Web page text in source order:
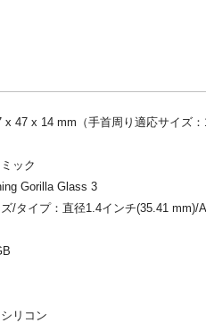
47 x 14 mm（手首周り適応サイズ：
ック
Gorilla Glass 3
/タイプ：直径1.4インチ(35.41 mm)/
リコン